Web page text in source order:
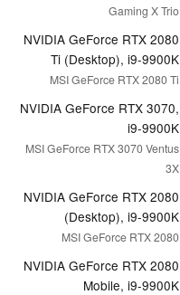
Gaming X Trio
NVIDIA GeForce RTX 2080
Ti (Desktop), i9-9900K
MSI GeForce RTX 2080 Ti
NVIDIA GeForce RTX 3070,
i9-9900K
MSI GeForce RTX 3070 Ventus
3X
NVIDIA GeForce RTX 2080
(Desktop), i9-9900K
MSI GeForce RTX 2080
NVIDIA GeForce RTX 2080
Mobile, i9-9900K